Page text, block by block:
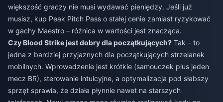
większość graczy nie musi wydawać pieniędzy. Jeśli już
musisz, kup Peak Pitch Pass o stałej cenie zamiast ryzykować
w gachy Maestro – różnica w wartości jest znacząca.
Czy Blood Strike jest dobry dla początkujących? Tak – to
jedna z bardziej przyjaznych dla początkujących strzelanek
mobilnych. Wprowadzenie jest krótkie (samouczek plus jeden
mecz BR), sterowanie intuicyjne, a optymalizacja pod słabszy
sprzęt sprawia, że działa płynnie nawet na starszych